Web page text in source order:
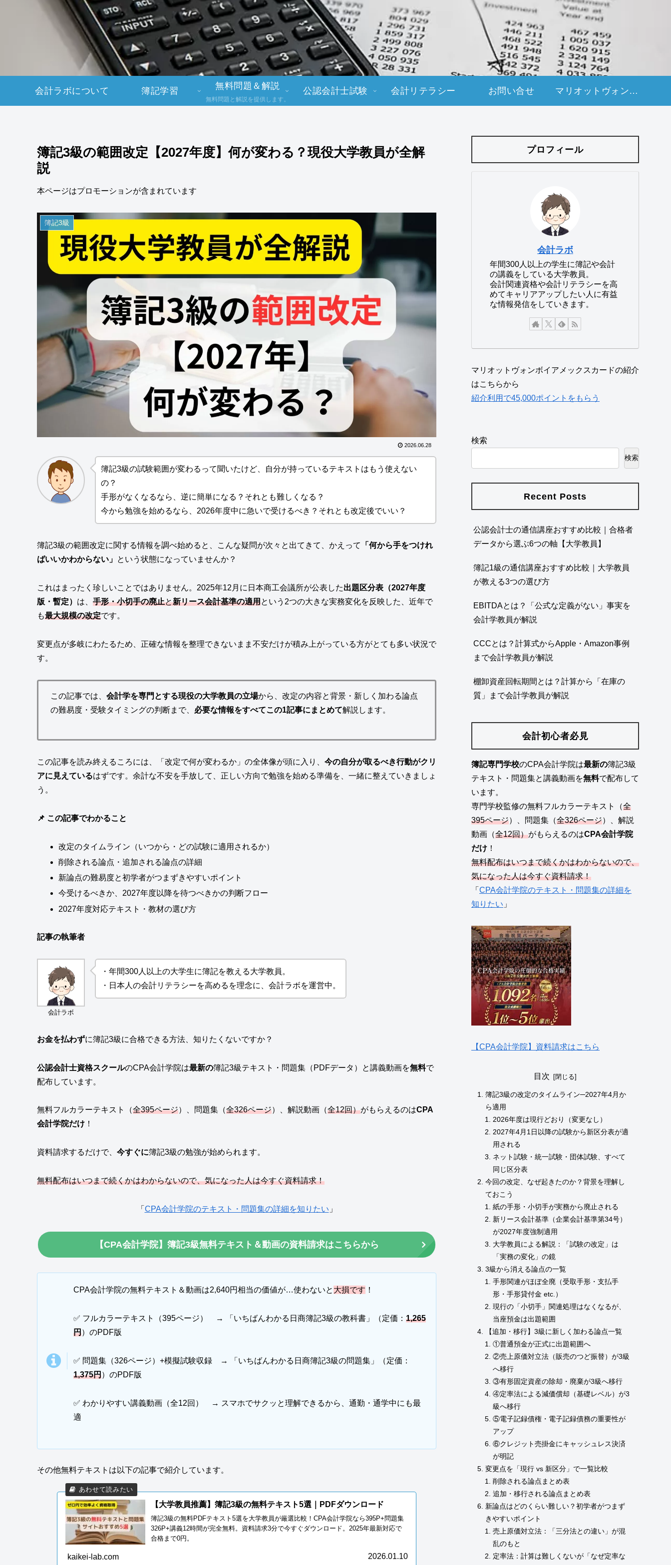
会計ラボについて 簿記学習
無料問題＆解説
無料問題と解説を提供します。
公認会計士試験 会計リテラシー お問い合せ マリオットヴォンボイアメックスカード紹介申し込み
簿記3級の範囲改定【2027年度】何が変わる？現役大学教員が全解
説
本ページはプロモーションが含まれています
簿記3級
2026.06.28
簿記3級の試験範囲が変わるって聞いたけど、自分が持っているテキストはもう使えない
の？
手形がなくなるなら、逆に簡単になる？それとも難しくなる？
今から勉強を始めるなら、2026年度中に急いで受けるべき？それとも改定後でいい？
簿記3級の範囲改定に関する情報を調べ始めると、こんな疑問が次々と出てきて、かえって
「何から手をつけれ
ばいいかわからない」 という状態になっていませんか？
これはまったく珍しいことではありません。2025年12月に日本商工会議所が公表した出題区分表（2027年度
版・暫定） は、 手形・小切手の廃止と新リース会計基準の適用という2つの大きな実務変化を反映した、近年で
も最大規模の改定です。
変更点が多岐にわたるため、正確な情報を整理できないまま不安だけが積み上がっている方がとても多い状況で
す。
この記事では、 会計学を専門とする現役の大学教員の立場から、改定の内容と背景・新しく加わる論点
の難易度・受験タイミングの判断まで、 必要な情報をすべてこの1記事にまとめて解説します。
この記事を読み終えるころには、「改定で何が変わるか」の全体像が頭に入り、 今の自分が取るべき行動がクリ
アに見えているはずです。余計な不安を手放して、正しい方向で勉強を始める準備を、一緒に整えていきましょ
う。
📌 この記事でわかること
改定のタイムライン（いつから・どの試験に適用されるか）
削除される論点・追加される論点の詳細
新論点の難易度と初学者がつまずきやすいポイント
今受けるべきか、2027年度以降を待つべきかの判断フロー
2027年度対応テキスト・教材の選び方
記事の執筆者
会計ラボ
・年間300人以上の大学生に簿記を教える大学教員。
・日本人の会計リテラシーを高めるを理念に、会計ラボを運営中。
お金を払わずに簿記3級に合格できる方法、知りたくないですか？
公認会計士資格スクールのCPA会計学院は最新の簿記3級テキスト・問題集（PDFデータ）と講義動画を無料で
配布しています。
無料フルカラーテキスト（全395ページ）、問題集（全326ページ）、解説動画（全12回）がもらえるのはCPA
会計学院だけ ！
資料請求するだけで、 今すぐに簿記3級の勉強が始められます。
無料配布はいつまで続くかはわからないので、気になった人は今すぐ資料請求！
「 CPA会計学院のテキスト・問題集の詳細を知りたい 」
【CPA会計学院】簿記3級無料テキスト＆動画の資料請求はこちらから
CPA会計学院の無料テキスト＆動画は2,640円相当の価値が…使わないと 大損です ！
✅ フルカラーテキスト（395ページ） → 「いちばんわかる日商簿記3級の教科書」（定価： 1,265
円）のPDF版
✅ 問題集（326ページ）+模擬試験収録 → 「いちばんわかる日商簿記3級の問題集」（定価：
1,375円）のPDF版
✅ わかりやすい講義動画（全12回） → スマホでサクッと理解できるから、通勤・通学中にも最
適
その他無料テキストは以下の記事で紹介しています。
【大学教員推薦】簿記3級の無料テキスト5選｜PDFダウンロード
簿記3級の無料PDFテキスト5選を大学教員が厳選比較！CPA会計学院なら395P+問題集
326P+講義12時間が完全無料。資料請求3分で今すぐダウンロード。2025年最新対応で
合格まで0円。
kaikei-lab.com 2026.01.10
プロフィール
会計ラボ
年間300人以上の学生に簿記や会計
の講義をしている大学教員。
会計関連資格や会計リテラシーを高
めてキャリアアップしたい人に有益
な情報発信をしていきます。
マリオットヴォンボイアメックスカードの紹介
はこちらから
紹介利用で45,000ポイントをもらう
検索
検索
Recent Posts
公認会計士の通信講座おすすめ比較｜合格者
データから選ぶ6つの軸【大学教員】
簿記1級の通信講座おすすめ比較｜大学教員
が教える3つの選び方
EBITDAとは？「公式な定義がない」事実を
会計学教員が解説
CCCとは？計算式からApple・Amazon事例
まで会計学教員が解説
棚卸資産回転期間とは？計算から「在庫の
質」まで会計学教員が解説
会計初心者必見
簿記専門学校のCPA会計学院は最新の簿記3級
テキスト・問題集と講義動画を無料で配布して
います。
専門学校監修の無料フルカラーテキスト（全
395ページ）、問題集（全326ページ）、解説
動画（全12回）がもらえるのはCPA会計学院
だけ ！
無料配布はいつまで続くかはわからないので、
気になった人は今すぐ資料請求！
「 CPA会計学院のテキスト・問題集の詳細を
知りたい 」
【CPA会計学院】資料請求はこちら
目次
簿記3級の改定のタイムライン─2027年4月か
ら適用
2026年度は現行どおり（変更なし）
2027年4月1日以降の試験から新区分表が適
用される
ネット試験・統一試験・団体試験、すべて
同じ区分表
今回の改定、なぜ起きたのか？背景を理解し
ておこう
紙の手形・小切手が実務から廃止される
新リース会計基準（企業会計基準第34号）
が2027年度強制適用
大学教員による解説：「試験の改定」は
「実務の変化」の鏡
3級から消える論点の一覧
手形関連がほぼ全廃（受取手形・支払手
形・手形貸付金 etc.）
現行の「小切手」関連処理はなくなるが、
当座預金は出題範囲
【追加・移行】3級に新しく加わる論点一覧
①普通預金が正式に出題範囲へ
②売上原価対立法（販売のつど振替）が3級
へ移行
③有形固定資産の除却・廃棄が3級へ移行
④定率法による減価償却（基礎レベル）が3
級へ移行
⑤電子記録債権・電子記録債務の重要性が
アップ
⑥クレジット売掛金にキャッシュレス決済
が明記
変更点を「現行 vs 新区分」で一覧比較
削除される論点まとめ表
追加・移行される論点まとめ表
新論点はどのくらい難しい？初学者がつまず
きやすいポイント
売上原価対立法：「三分法との違い」が混
乱のもと
定率法：計算は難しくないが「なぜ定率な